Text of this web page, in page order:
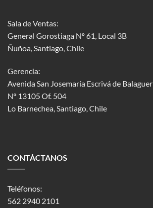
Sala de Ventas:
General Gorostiaga Nº 61, Local 3B
Ñuñoa, Santiago, Chile
Gerencia:
Avenida San Josemaría Escrivá de Balaguer
Nº 13105 Of. 504
Lo Barnechea, Santiago, Chile
CONTÁCTANOS
Teléfonos:
562 2940 2101